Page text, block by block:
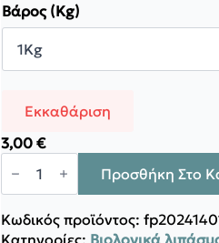
Βάρος (Kg)
Εκκαθάριση
3,00 €
Gemma
Ζεόλιθος
Προσθήκη Στο
Κωδικός προϊόντος:
Κατηγορίες: Βιολογικά